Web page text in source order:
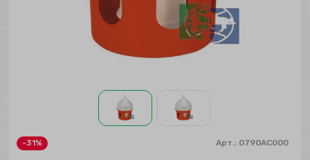
-31% Арт.: 0790AC000